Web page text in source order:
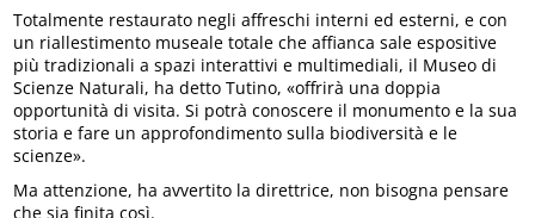
Totalmente restaurato negli affreschi interni ed esterni, e con
un riallestimento museale totale che affianca sale espositive
più tradizionali a spazi interattivi e multimediali, il Museo di
Scienze Naturali, ha detto Tutino, «offrirà una doppia
opportunità di visita. Si potrà conoscere il monumento e la sua
storia e fare un approfondimento sulla biodiversità e le
scienze».
Ma attenzione, ha avvertito la direttrice, non bisogna pensare
che sia finita così.